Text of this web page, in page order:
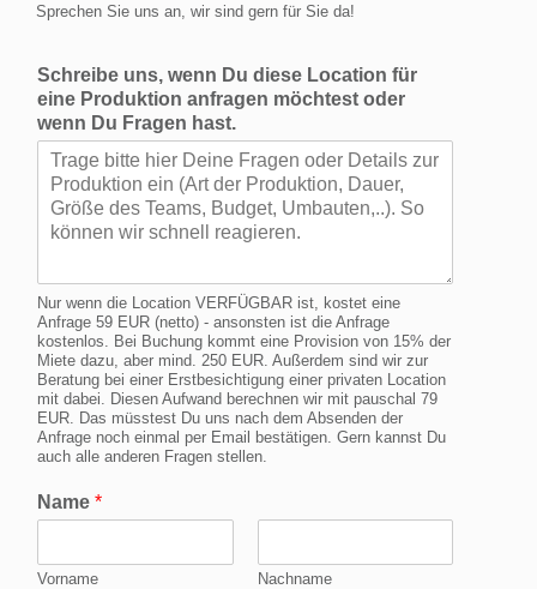
Sprechen Sie uns an, wir sind gern für Sie da!
Schreibe uns, wenn Du diese Location für
eine Produktion anfragen möchtest oder
wenn Du Fragen hast.
Nur wenn die Location VERFÜGBAR ist, kostet eine
Anfrage 59 EUR (netto) - ansonsten ist die Anfrage
kostenlos. Bei Buchung kommt eine Provision von 15% der
Miete dazu, aber mind. 250 EUR. Außerdem sind wir zur
Beratung bei einer Erstbesichtigung einer privaten Location
mit dabei. Diesen Aufwand berechnen wir mit pauschal 79
EUR. Das müsstest Du uns nach dem Absenden der
Anfrage noch einmal per Email bestätigen. Gern kannst Du
auch alle anderen Fragen stellen.
Name *
Vorname Nachname